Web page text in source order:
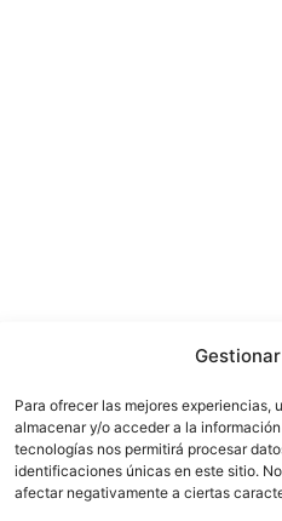
Para ofrecer las mejores
almacenar y/o acceder a la
tecnologías nos permitirá procesar
identificaciones únicas en este sitio.
afectar negativamente a ciertas